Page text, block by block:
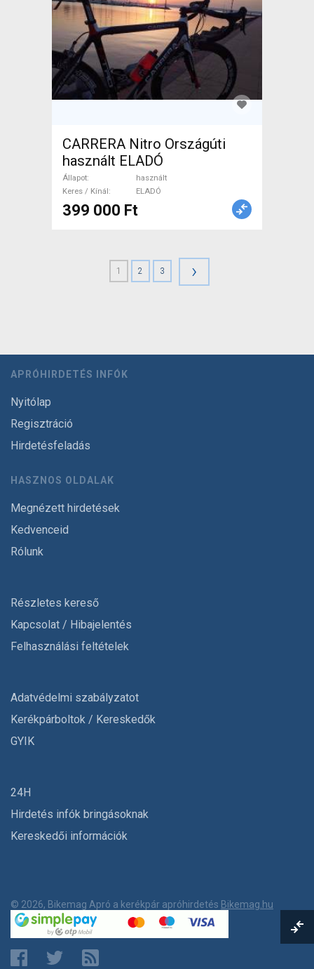
CARRERA Nitro Országúti
használt ELADÓ
Állapot
használt
Keres / Kínál
ELADÓ
399 000 Ft
1 2 3 ›
APRÓHIRDETÉS INFÓK
Nyitólap
Regisztráció
Hirdetésfeladás
HASZNOS OLDALAK
Megnézett hirdetések
Kedvenceid
Rólunk
Részletes kereső
Kapcsolat / Hibajelentés
Felhasználási feltételek
Adatvédelmi szabályzatot
Kerékpárboltok / Kereskedők
GYIK
24H
Hirdetés infók bringásoknak
Kereskedői információk
© 2026, Bikemag Apró a kerékpár apróhirdetés Bikemag.hu